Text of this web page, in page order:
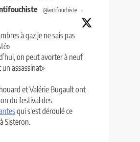
@antifouchiste
·
à gaz je ne sais pas
on peut avorter à neuf
un assassinat»
et Valérie Bugault ont
du festival des
qui s'est déroulé ce
Sisteron.